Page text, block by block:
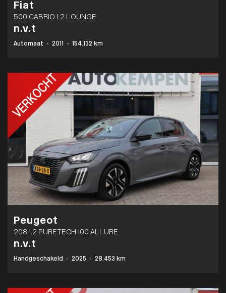
Fiat
500 CABRIO 1.2 LOUNGE
n.v.t
Automaat - 2011 - 154.132 km
Peugeot
208 1.2 PURETECH 100 ALLURE
n.v.t
Handgeschakeld - 2025 - 28.453 km